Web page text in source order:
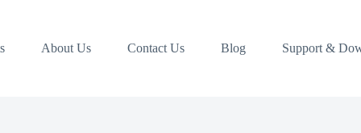
About Us Contact Us Blog Support &